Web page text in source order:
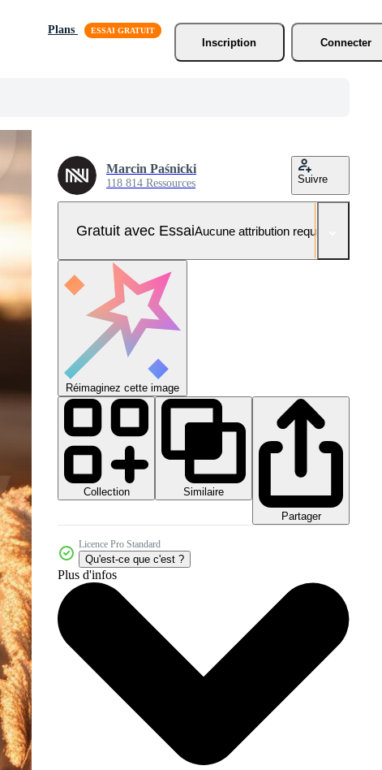
Plans
Inscription
Connecter
Marcin Paśnicki
118 814 Ressources Suivre
Gratuit avec EssaiAucune attribution requise
Réimaginez cette image
Collection
Similaire
Partager
Licence Pro Standard
Qu'est-ce que c'est ?
Plus d'infos